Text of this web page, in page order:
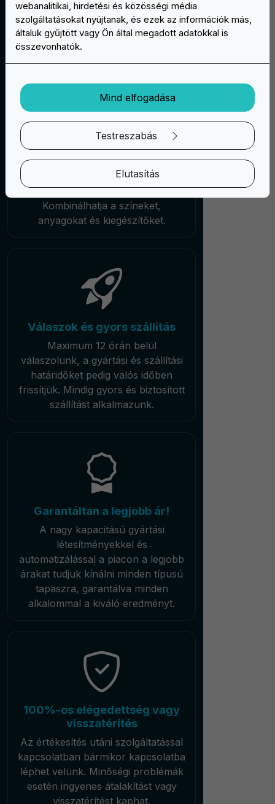
gyártáshoz.
Végtelen testreszabások
Mi itt vagyunk, hogy kielégítsük a
személyre szabott tapaszok iránti
minden igényét, a típusok,
testreszabások és kiegészítők
végtelen választékát kínálva Önnek.
Kombinálhatja a színeket,
anyagokat és kiegészítőket.
Válaszok és gyors szállítás
Maximum 12 órán belül
válaszolunk, a gyártási és szállítási
határidőket pedig valós időben
frissítjük. Mindig gyors és biztosított
szállítást alkalmazunk.
Garantáltan a legjobb ár!
A nagy kapacitású gyártási
létesítményekkel és
automatizálással a piacon a legjobb
árakat tudjuk kínálni minden típusú
tapaszra, garantálva minden
alkalommal a kiváló eredményt.
100%-os elégedettség vagy
visszatérítés
Az értékesítés utáni szolgáltatással
kapcsolatban bármikor kapcsolatba
léphet velünk. Minőségi problémák
esetén ingyenes átalakítást vagy
visszatérítést kaphat.
webanalitikai, hirdetési és közösségi média
szolgáltatásokat nyújtanak, és ezek az információk más,
általuk gyűjtött vagy Ön által megadott adatokkal is
összevonhatók.
Mind elfogadása
Testreszabás
Elutasítás